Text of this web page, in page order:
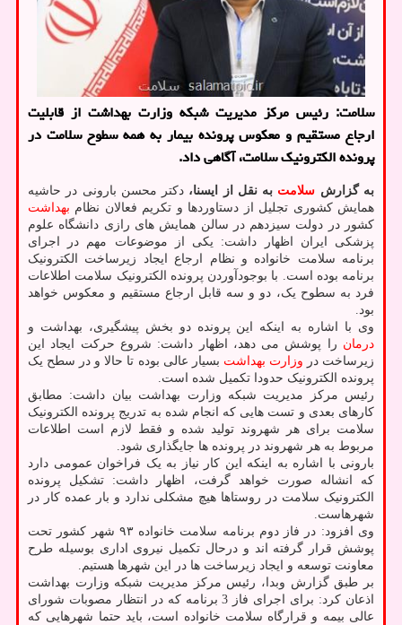
سلامت: رئیس مرکز مدیریت شبکه وزارت بهداشت از قابلیت
ارجاع مستقیم و معکوس پرونده بیمار به همه سطوح سلامت در
پرونده الکترونیک سلامت، آگاهی داد.
به گزارش سلامت به نقل از ایسنا، دکتر محسن بارونی در حاشیه
همایش کشوری تجلیل از دستاوردها و تکریم فعالان نظام بهداشت
کشور در دولت سیزدهم در سالن همایش های رازی دانشگاه علوم
پزشکی ایران اظهار داشت: یکی از موضوعات مهم در اجرای
برنامه سلامت خانواده و نظام ارجاع ایجاد زیرساخت الکترونیک
برنامه بوده است. با بوجودآوردن پرونده الکترونیک سلامت اطلاعات
فرد به سطوح یک، دو و سه قابل ارجاع مستقیم و معکوس خواهد
بود.
وی با اشاره به اینکه این پرونده دو بخش پیشگیری، بهداشت و
درمان را پوشش می دهد، اظهار داشت: شروع حرکت ایجاد این
زیرساخت در وزارت بهداشت بسیار عالی بوده تا حالا و در سطح یک
پرونده الکترونیک حدودا تکمیل شده است.
رئیس مرکز مدیریت شبکه وزارت بهداشت بیان داشت: مطابق
کارهای بعدی و تست هایی که انجام شده به تدریج پرونده الکترونیک
سلامت برای هر شهروند تولید شده و فقط لازم است اطلاعات
مربوط به هر شهروند در پرونده ها جایگذاری شود.
بارونی با اشاره به اینکه این کار نیاز به یک فراخوان عمومی دارد
که انشاله صورت خواهد گرفت، اظهار داشت: تشکیل پرونده
الکترونیک سلامت در روستاها هیچ مشکلی ندارد و بار عمده کار در
شهرهاست.
وی افزود: در فاز دوم برنامه سلامت خانواده ۹۳ شهر کشور تحت
پوشش قرار گرفته اند و درحال تکمیل نیروی اداری بوسیله طرح
معاونت توسعه و ایجاد زیرساخت ها در این شهرها هستیم.
بر طبق گزارش وبدا، رئیس مرکز مدیریت شبکه وزارت بهداشت
اذعان کرد: برای اجرای فاز 3 برنامه که در انتظار مصوبات شورای
عالی بیمه و قرارگاه سلامت خانواده است، باید حتما شهرهایی که